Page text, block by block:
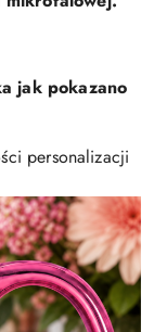
jak pokazano
personalizacji